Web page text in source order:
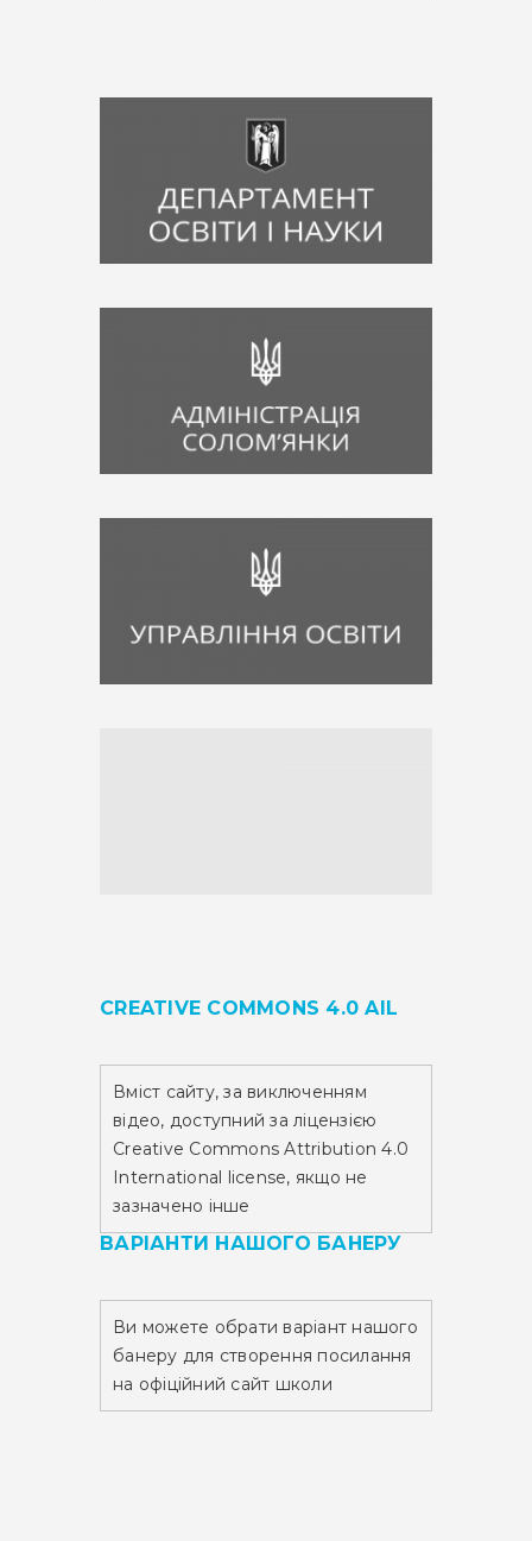
CREATIVE COMMONS 4.0 AIL
Вміст сайту,за виключенням
відео, доступний за ліцензією
Creative Commons Attribution 4.0
International license, якщо не
зазначено інше
ВАРІАНТИ НАШОГО БАНЕРУ
Ви можете обрати варіант нашого
банеру для створення посилання
на офіційний сайт школи